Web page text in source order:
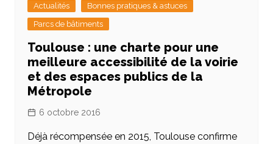
Actualités
Bonnes pratiques & astuces
Parcs de bâtiments
Toulouse : une charte pour une
meilleure accessibilité de la voirie
et des espaces publics de la
Métropole
6 octobre 2016
Déjà récompensée en 2015, Toulouse confirme